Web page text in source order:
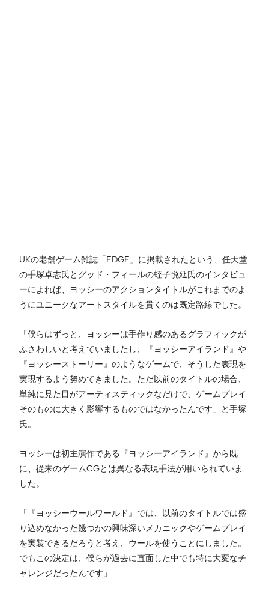
UKの老舗ゲーム雑誌「EDGE」に掲載されたという、任天堂
の手塚卓志氏とグッド・フィールの蛭子悦延氏のインタビュ
ーによれば、ヨッシーのアクションタイトルがこれまでのよ
うにユニークなアートスタイルを貫くのは既定路線でした。
「僕らはずっと、ヨッシーは手作り感のあるグラフィックが
ふさわしいと考えていましたし、『ヨッシーアイランド』や
『ヨッシーストーリー』のようなゲームで、そうした表現を
実現するよう努めてきました。ただ以前のタイトルの場合、
単純に見た目がアーティスティックなだけで、ゲームプレイ
そのものに大きく影響するものではなかったんです」と手塚
氏。
ヨッシーは初主演作である『ヨッシーアイランド』から既
に、従来のゲームCGとは異なる表現手法が用いられていま
した。
「『ヨッシーウールワールド』では、以前のタイトルでは盛
り込めなかった幾つかの興味深いメカニックやゲームプレイ
を実装できるだろうと考え、ウールを使うことにしました。
でもこの決定は、僕らが過去に直面した中でも特に大変なチ
ャレンジだったんです」